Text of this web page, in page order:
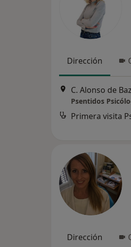
Dirección
C. Alonso de
Psentidos
Primera visita
Dirección